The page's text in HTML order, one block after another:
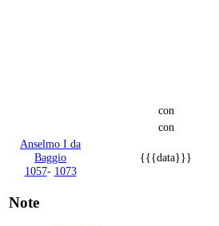
con
con
Anselmo I da
Baggio
1057- 1073
{{{data}}}
Note